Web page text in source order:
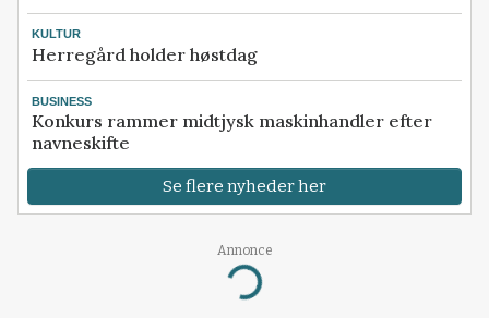
KULTUR
Herregård holder høstdag
BUSINESS
Konkurs rammer midtjysk maskinhandler efter
navneskifte
Se flere nyheder her
Annonce